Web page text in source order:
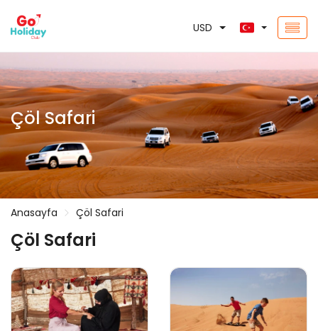
USD
Çöl Safari
Anasayfa Çöl Safari
Çöl Safari